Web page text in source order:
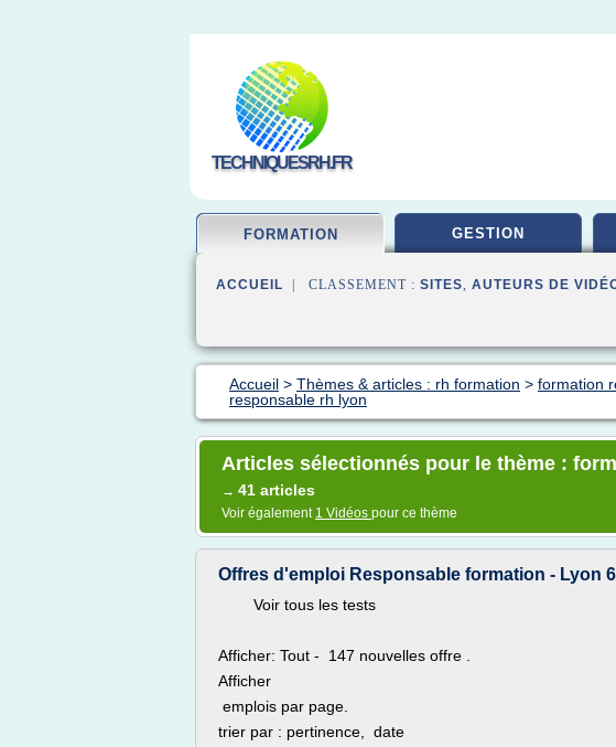
TECHNIQUESRH.FR
FORMATION GESTION
ACCUEIL | CLASSEMENT : SITES, AUTEURS DE
Accueil > Thèmes & articles : rh formation > formation
responsable rh lyon
Articles sélectionnés pour le thème :
→ 41 articles
Voir également 1 Vidéos pour ce thème
Offres d'emploi Responsable formation - Lyon
Voir tous les tests
Afficher: Tout - 147 nouvelles offre .
Afficher
emplois par page.
trier par : pertinence, date